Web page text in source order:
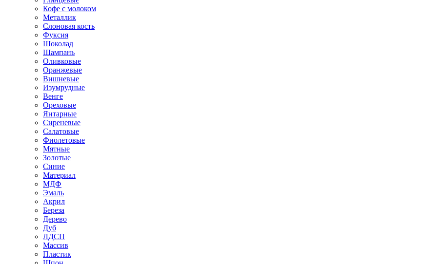
Кофе с молоком
Металлик
Слоновая кость
Фуксия
Шоколад
Шампань
Оливковые
Оранжевые
Вишневые
Изумрудные
Венге
Ореховые
Янтарные
Сиреневые
Салатовые
Фиолетовые
Мятные
Золотые
Синие
Материал
МДФ
Эмаль
Акрил
Береза
Дерево
Дуб
ЛДСП
Массив
Пластик